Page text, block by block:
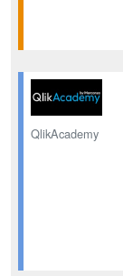
QlikAcademy